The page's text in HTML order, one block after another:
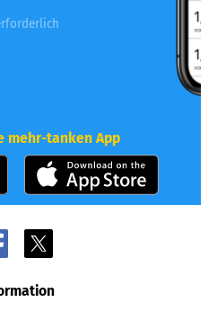
mehr-tanken App